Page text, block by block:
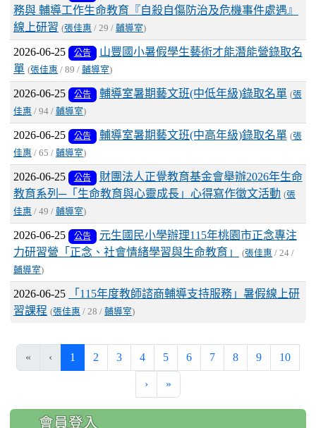
務與 輔導工作生命教育『自殺自傷防治及危機事件處遇』
線上研習 (張佳惠 / 29 / 輔導室)
2026-06-25 公告
山豐國小暑假學生藝術才能潛能營錄取名
單 (張佳惠 / 89 / 輔導室)
2026-06-25 公告 輔導室暑期藝文班(中低年級)錄取名單 (張
佳惠 / 94 / 輔導室)
2026-06-25 公告 輔導室暑期藝文班(中高年級)錄取名單 (張
佳惠 / 65 / 輔導室)
2026-06-25 公告
財團法人正覺教育基金會舉辦2026年生命
教育系列─「生命教育與心靈成長」心得寫作徵文活動 (張
佳惠 / 49 / 輔導室)
2026-06-25 公告
元生國民小學辦理115年桃園市正念專注
力研習營「正念、社會情緒學習與生命教育」
(張佳惠 / 24 /
輔導室)
2026-06-25
「115年度教師諮商輔導支持服務」暑假線上研
習課程 (張佳惠 / 28 / 輔導室)
« ‹ 1 (current)
2 3 4 5 6 7 8 9 10
› »
:::
會員登入